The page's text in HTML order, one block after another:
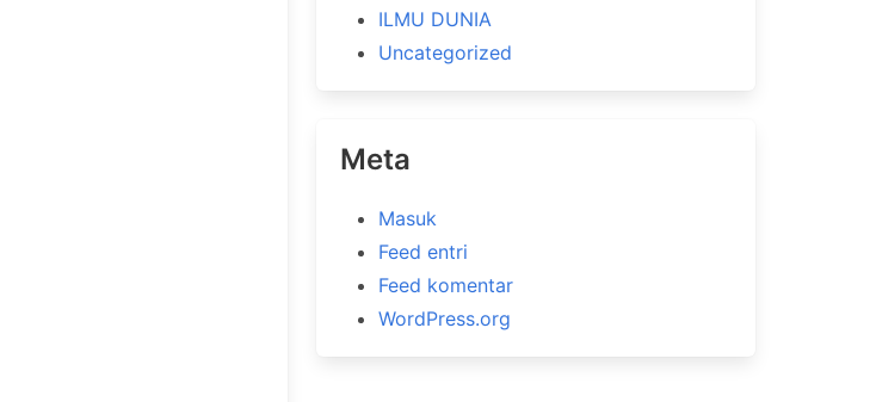
ILMU DUNIA
Uncategorized
Meta
Masuk
Feed entri
Feed komentar
WordPress.org